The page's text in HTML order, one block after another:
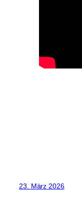
23. März 2026